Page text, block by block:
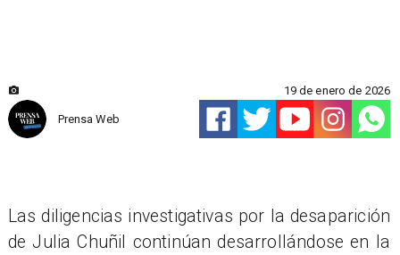
Prensa Web
19 de enero de 2026
Las diligencias investigativas por la desaparición
de Julia Chuñil continúan desarrollándose en la